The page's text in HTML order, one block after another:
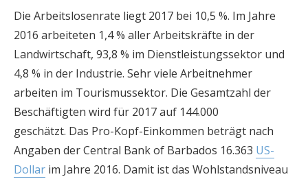
Die Arbeitslosenrate liegt 2017 bei 10,5 %. Im Jahre
2016 arbeiteten 1,4 % aller Arbeitskräfte in der
Landwirtschaft, 93,8 % im Dienstleistungssektor und
4,8 % in der Industrie. Sehr viele Arbeitnehmer
arbeiten im Tourismussektor. Die Gesamtzahl der
Beschäftigten wird für 2017 auf 144.000
geschätzt. Das Pro-Kopf-Einkommen beträgt nach
Angaben der Central Bank of Barbados 16.363 US-
Dollar im Jahre 2016. Damit ist das Wohlstandsniveau